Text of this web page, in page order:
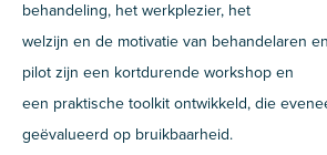
behandeling, het werkplezier, het
welzijn en de motivatie van behandelaren
pilot zijn een kortdurende workshop en
een praktische toolkit ontwikkeld, die
geëvalueerd op bruikbaarheid.